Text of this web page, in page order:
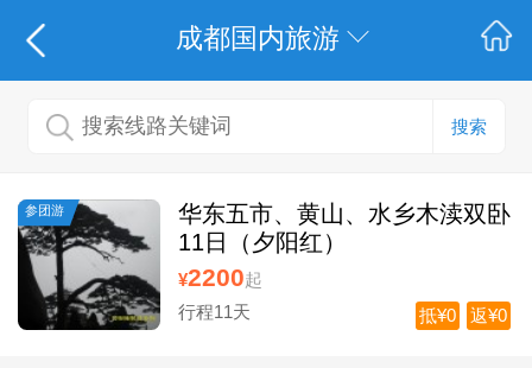
成都国内旅游
搜索
参团游
华东五市、黄山、水乡木渎双卧
11日（夕阳红）
¥2200起
行程11天
返¥0
抵¥0